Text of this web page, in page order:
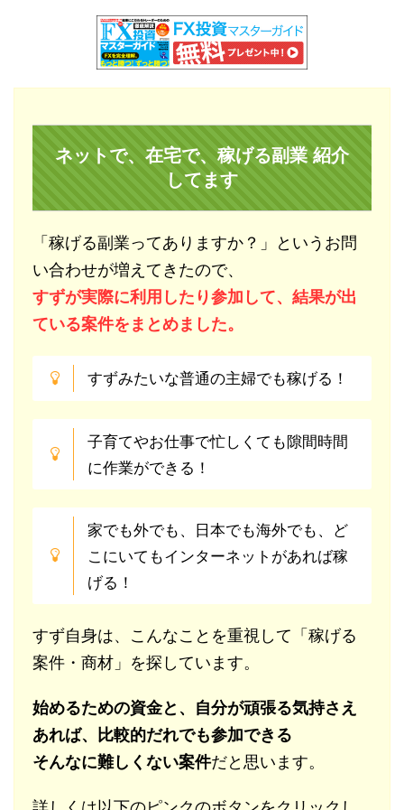
ネットで、在宅で、稼げる副業 紹介
してます
「稼げる副業ってありますか？」というお問
い合わせが増えてきたので、
すずが実際に利用したり参加して、結果が出
ている案件をまとめました。
すずみたいな普通の主婦でも稼げる！
子育てやお仕事で忙しくても隙間時間
に作業ができる！
家でも外でも、日本でも海外でも、ど
こにいてもインターネットがあれば稼
げる！
すず自身は、こんなことを重視して「稼げる
案件・商材」を探しています。
始めるための資金と、自分が頑張る気持さえ
あれば、比較的だれでも参加できる
そんなに難しくない案件だと思います。